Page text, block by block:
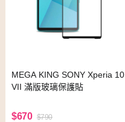
MEGA KING SONY Xperia 10
VII 滿版玻璃保護貼
$670 $790